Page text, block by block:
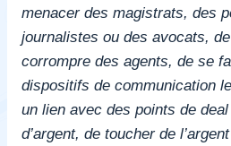
menacer des magistrats, des
journalistes ou des avocats,
corrompre des agents, de se
dispositifs de communication
un lien avec des points de
d’argent, de toucher de